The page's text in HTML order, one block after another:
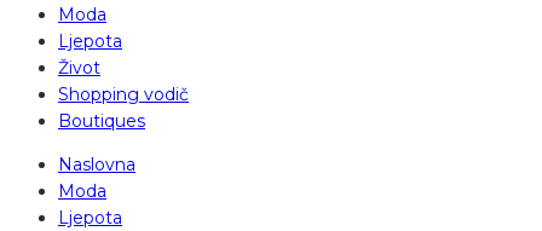
Moda
Ljepota
Život
Shopping vodič
Boutiques
Naslovna
Moda
Ljepota